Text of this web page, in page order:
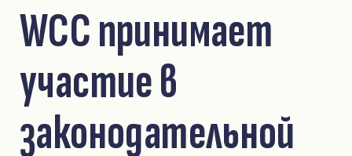
WCC принимает
участие в
законодательной